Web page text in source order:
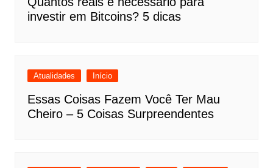
investir em Bitcoins? 5 dicas
Atualidades Início
Essas Coisas Fazem Você Ter Mau
Cheiro – 5 Coisas Surpreendentes